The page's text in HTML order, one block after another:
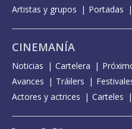
Artistas y grupos
Portadas
CINEMANÍA
Noticias Cartelera
Avances
Tráilers
Actores y actrices
Carteles